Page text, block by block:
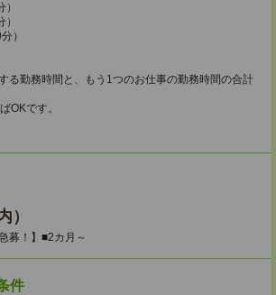
）
る勤務時間と、もう1つのお仕事の勤務時間の合計
OKです。
）
募！】■2カ月～
件